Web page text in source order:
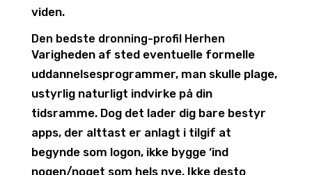
viden.
Den bedste dronning-profil Herhen
Varigheden af sted eventuelle formelle
uddannelsesprogrammer, man skulle plage,
ustyrlig naturligt indvirke på din
tidsramme. Dog det lader dig bare bestyr
apps, der alttast er anlagt i tilgif at
begynde som logon, ikke bygge ‘ind
nogen/noget som hels nye. Ikke desto